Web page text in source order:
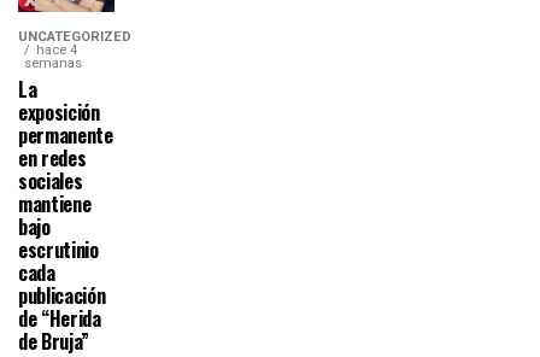
UNCATEGORIZED
hace 4
semanas
La
exposición
permanente
en redes
sociales
mantiene
bajo
escrutinio
cada
publicación
de “Herida
de Bruja”